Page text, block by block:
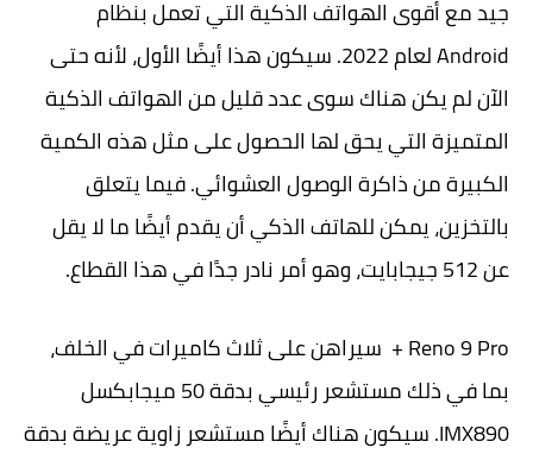
جيد مع أقوى الهواتف الذكية التي تعمل بنظام
Android لعام 2022. سيكون هذا أيضًا الأول، لأنه حتى
الآن لم يكن هناك سوى عدد قليل من الهواتف الذكية
المتميزة التي يحق لها الحصول على مثل هذه الكمية
الكبيرة من ذاكرة الوصول العشوائي. فيما يتعلق
بالتخزين، يمكن للهاتف الذكي أن يقدم أيضًا ما لا يقل
عن 512 جيجابايت، وهو أمر نادر جدًا في هذا القطاع.
Reno 9 Pro + سيراهن على ثلاث كاميرات في الخلف،
بما في ذلك مستشعر رئيسي بدقة 50 ميجابكسل
IMX890. سيكون هناك أيضًا مستشعر زاوية عريضة بدقة